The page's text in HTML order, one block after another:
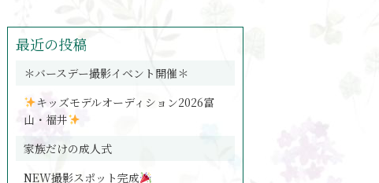
最近の投稿
＊バースデー撮影イベント開催＊
キッズモデルオーディション2026富
山・福井
家族だけの成人式
NEW撮影スポット完成